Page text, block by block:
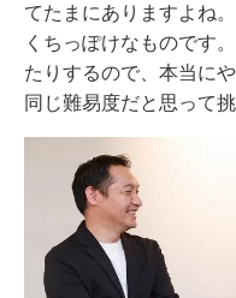
てたまにありますよね
くちっぽけなものです
たりするので、本当に
同じ難易度だと思って